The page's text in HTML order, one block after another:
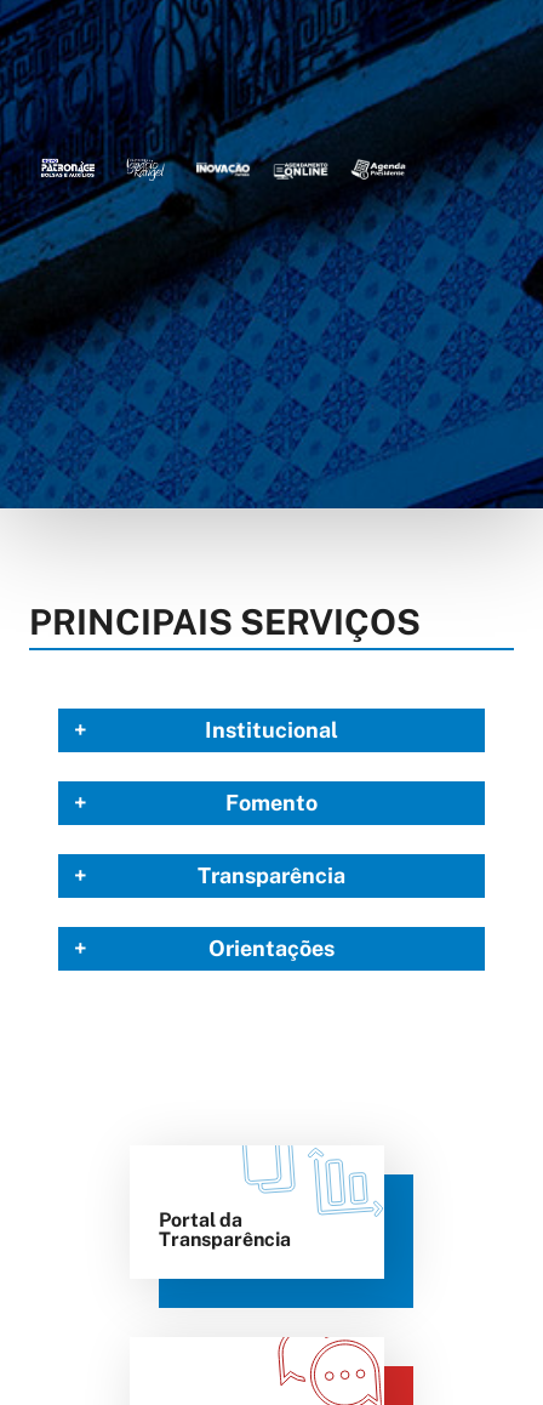
PRINCIPAIS SERVIÇOS
Institucional
Fomento
Transparência
Orientações
Portal da
Transparência